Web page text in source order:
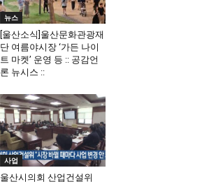
뉴스
[울산소식]울산문화관광재
단 여름야시장 ‘가든 나이
트 마켓’ 운영 등 :: 공감언
론 뉴시스 ::
사업
울산시의회 산업건설위